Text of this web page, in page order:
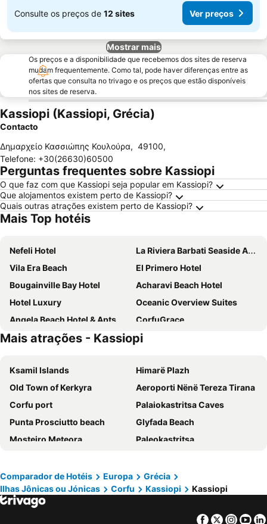
Consulte os preços de 12 sites Ver preços
Mostrar mais
Os preços e a disponibilidade que recebemos dos sites de reserva
mudam frequentemente. Como tal, pode haver diferenças entre as
ofertas que consulta no trivago e os preços que estão disponíveis
nos sites de reserva.
Kassiopi (Kassiopi, Grécia)
Contacto
Δημαρχείο Κασσιώπης Κουλούρα, 49100,
Telefone: +30(26630)60500
Perguntas frequentes sobre Kassiopi
O que faz com que Kassiopi seja popular em Kassiopi?
Que alojamentos existem perto de Kassiopi?
Quais outras atrações existem perto de Kassiopi?
Mais Top hotéis
Nefeli Hotel
La Riviera Barbati Seaside Apartments
Vila Era Beach
El Primero Hotel
Bougainville Bay Hotel
Acharavi Beach Hotel
Hotel Luxury
Oceanic Overview Suites
Angela Beach Hotel & Apts
CorfuGrace
Elea Beach Hotel
Sunshine Corfu Hotel & Spa
Akron Seascape Resort, a member of Brown Hotels
Century Resort
LAGUNA HOLIDAY RESORT
Hotel Saranda Butrinti, Affiliated by Meliá
Hotel Blue Sky
Atlantis Hotel
Hotel Panorama Sarande
San Angelo Luxury Resort & Spa - Adults Only
Iolida Corfu Resort & Spa by Smile Hotels
Hotel Apollon
Kontokali Bay Resort & Spa
Cavalieri Hotel
ArtNest Luxury Hotel & Suites
Hotel Corfu Secret
Hotel Adriatik Ksamil
Mais atrações - Kassiopi
Ksamil Islands
Himarë Plazh
Old Town of Kerkyra
Aeroporti Nënë Tereza Tirana
Corfu port
Palaiokastritsa Caves
Punta Prosciutto beach
Glyfada Beach
Mosteiro Meteora
Paleokastritsa
Corfu International Airport
La Grotta
Plazhi i Durrësit
Mon Repos
Dassia
Comparador de Hotéis Europa
Grécia
Ilhas Jônicas ou Jónicas
Corfu Kassiopi Kassiopi
Facebook
Twitter